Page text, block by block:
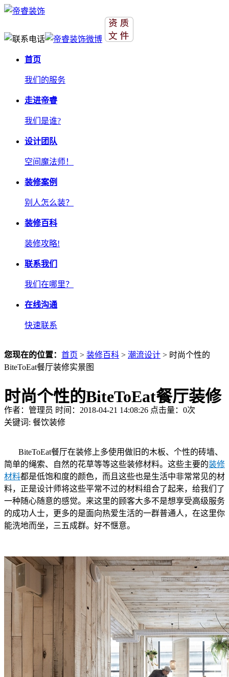
首页
我们的服务
走进帝睿
我们是谁?
设计团队
空间魔法师！
装修案例
别人怎么装？
装修百科
装修攻略!
联系我们
我们在哪里？
在线沟通
快速联系
您现在的位置： 首页 > 装修百科 > 潮流设计 > 时尚个性的
BiteToEat餐厅装修实景图
时尚个性的BiteToEat餐厅装修
实景图
作者：管理员 时间：2018-04-21 14:08:26 点击量： 0次
关键词: 餐饮装修
BiteToEat餐厅在装修上多使用做旧的木板、个性的砖墙、
简单的绳索、自然的花草等等这些装修材料。这些主要的装修
材料都是低饱和度的颜色，而且这些也是生活中非常常见的材
料，正是设计师将这些平常不过的材料组合了起来，给我们了
一种随心随意的感觉。来这里的顾客大多不是想享受高级服务
的成功人士，更多的是面向热爱生活的一群普通人，在这里你
能洗地而坐，三五成群。好不惬意。